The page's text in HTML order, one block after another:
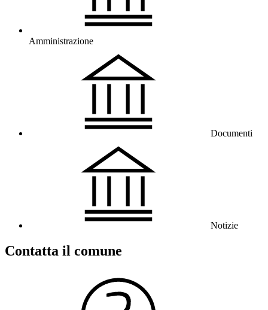
Amministrazione
Documenti
Notizie
Contatta il comune